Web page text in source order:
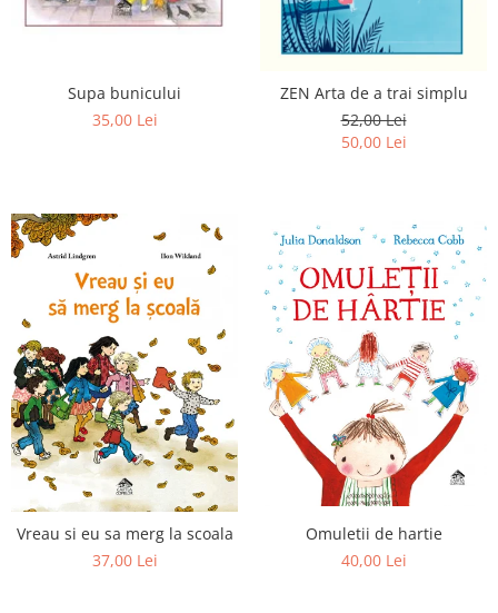
Supa bunicului
35,00 Lei
ZEN Arta de a trai simplu
52,00 Lei
50,00 Lei
Vreau si eu sa merg la scoala
37,00 Lei
Omuletii de hartie
40,00 Lei